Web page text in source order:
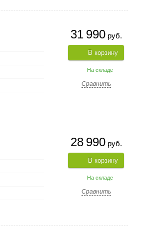
31 990руб.
В корзину
На складе
Сравнить
28 990руб.
В корзину
На складе
Сравнить